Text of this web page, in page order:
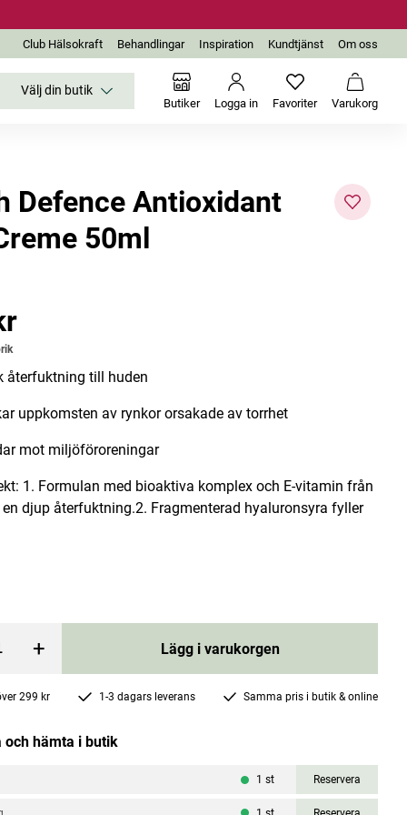
Club Hälsokraft Behandlingar Inspiration Kundtjänst Om oss
Välj din butik
Butiker Logga in FavoriterInga favoriter
Varukorg
Oil 100ml
Lägg i varukorgen
Defence Antioxidant
50ml
återfuktning till huden
uppkomsten av rynkor orsakade av torrhet
mot miljöföroreningar
1. Formulan med bioaktiva komplex och E-vitamin från
en djup återfuktning.2. Fragmenterad hyaluronsyra fyller
+ Lägg i varukorgen
299 kr 1-3 dagars leverans Samma pris i butik & online
och hämta i butik
1 st Reservera